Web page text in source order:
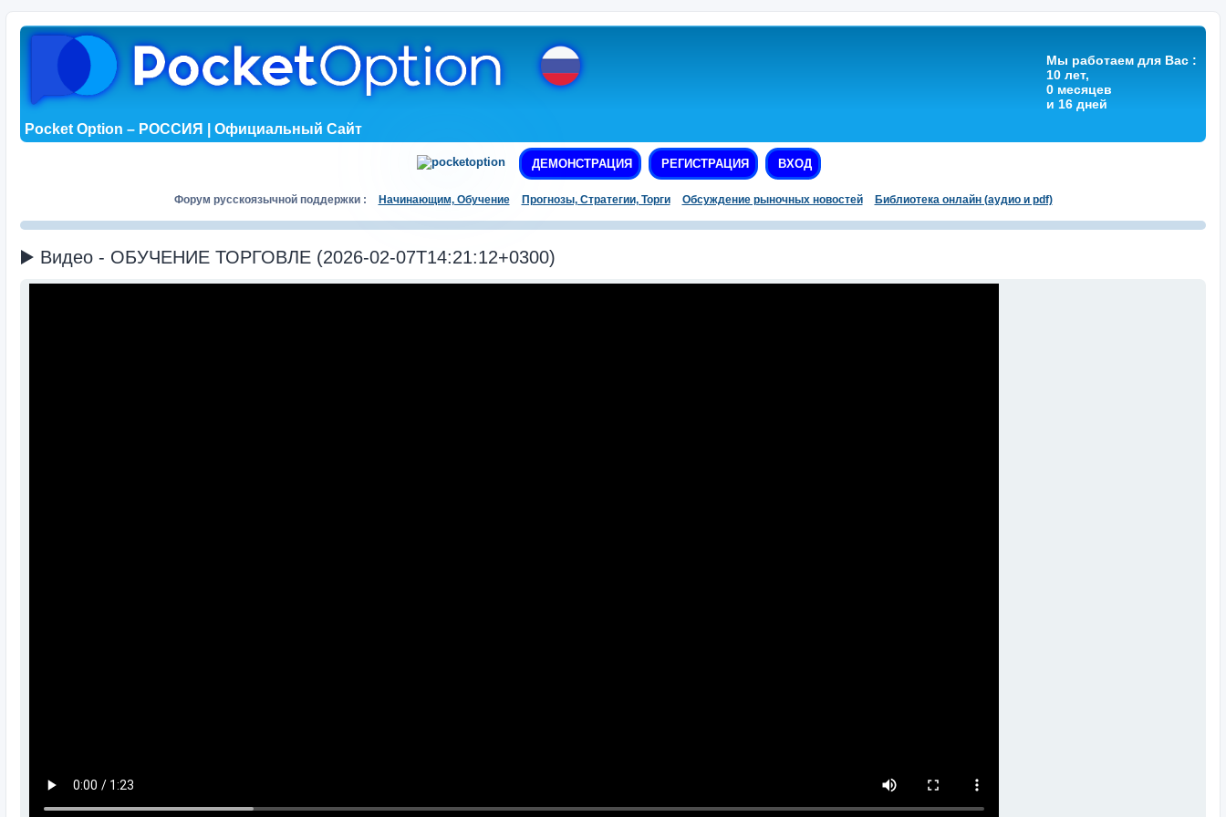
Pocket Option – РОССИЯ | Официальный Сайт
Мы работаем для Вас :
10 лет,
0 месяцев
и 16 дней
ДЕМОНСТРАЦИЯ РЕГИСТРАЦИЯ ВХОД
Форум русскоязычной поддержки : Начинающим, Обучение Прогнозы, Стратегии, Торги Обсуждение рыночных новостей Библиотека онлайн (аудио и pdf)
▶️ Видео - ОБУЧЕНИЕ ТОРГОВЛЕ (2026-02-07T14:21:12+0300)